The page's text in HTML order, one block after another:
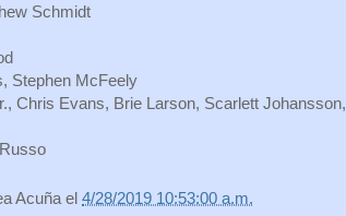
Schmidt
Stephen McFeely
Chris Evans, Brie Larson, Scarlett Johansson,
Acuña el 4/28/2019 10:53:00 a.m.